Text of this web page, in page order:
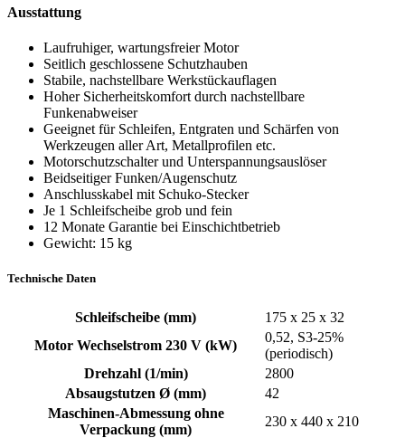
Ausstattung
Laufruhiger, wartungsfreier Motor
Seitlich geschlossene Schutzhauben
Stabile, nachstellbare Werkstückauflagen
Hoher Sicherheitskomfort durch nachstellbare
Funkenabweiser
Geeignet für Schleifen, Entgraten und Schärfen von
Werkzeugen aller Art, Metallprofilen etc.
Motorschutzschalter und Unterspannungsauslöser
Beidseitiger Funken/Augenschutz
Anschlusskabel mit Schuko-Stecker
Je 1 Schleifscheibe grob und fein
12 Monate Garantie bei Einschichtbetrieb
Gewicht: 15 kg
Technische Daten
Schleifscheibe (mm)
175 x 25 x 32
Motor Wechselstrom 230 V (kW)
0,52, S3-25%
(periodisch)
Drehzahl (1/min)
2800
Absaugstutzen Ø (mm)
42
Maschinen-Abmessung ohne
Verpackung (mm)
230 x 440 x 210